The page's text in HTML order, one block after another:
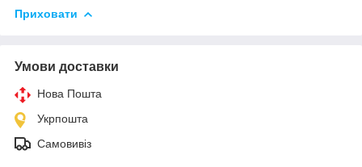
Приховати
Умови доставки
Нова Пошта
Укрпошта
Самовивіз